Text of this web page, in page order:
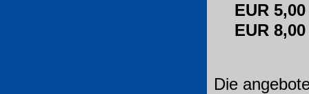
EUR 5,00
EUR
Die